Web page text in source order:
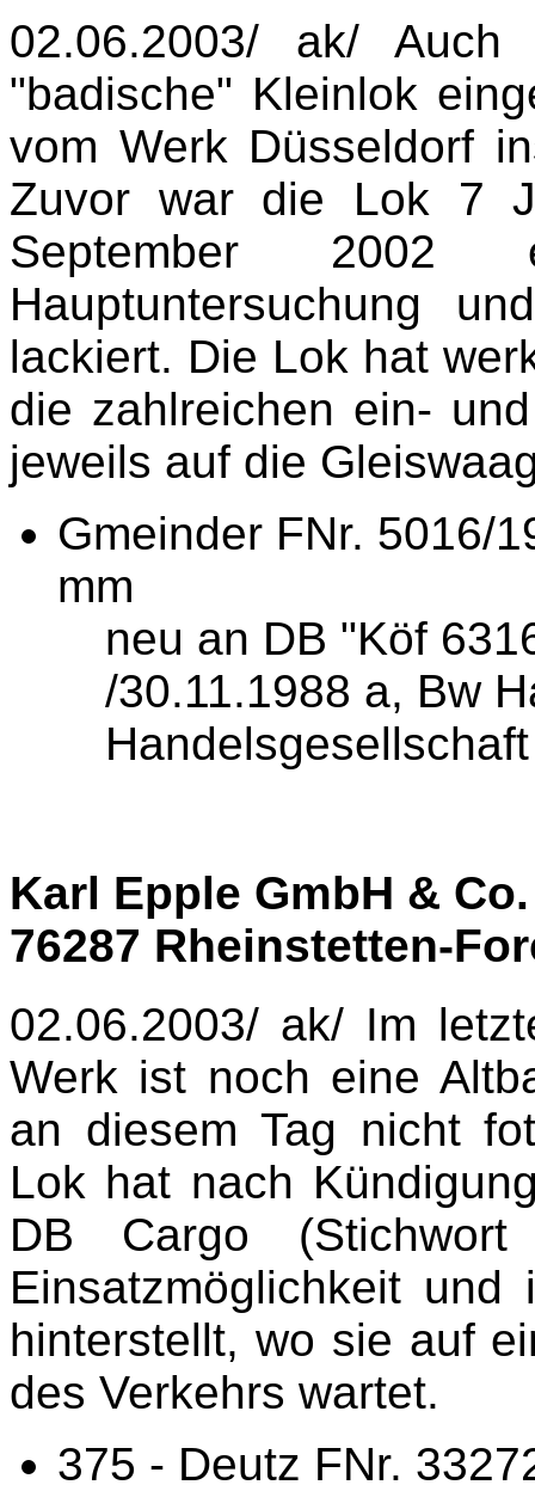
02.06.2003/ ak/
"badische" Kleinlok
vom Werk Düsseldorf
Zuvor war die Lok 7
September
Hauptuntersuchung
lackiert. Die Lok hat
die zahlreichen ein-
jeweils auf die
Gmeinder FNr. 5016/
mm
neu an DB "Köf
/30.11.1988 a, Bw
Karl Epple GmbH &
76287 Rheinstetten-
02.06.2003/ ak/ Im
Werk ist noch eine
an diesem Tag nicht
Lok hat nach
DB Cargo
Einsatzmöglichkeit
hinterstellt, wo sie auf
des Verkehrs wartet.
375 - Deutz FNr.